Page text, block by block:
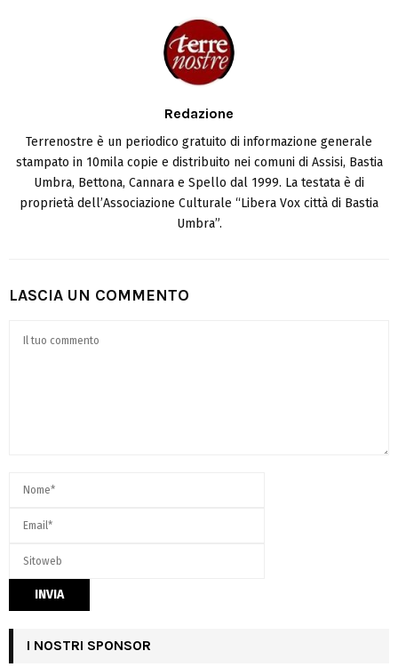
Redazione
Terrenostre è un periodico gratuito di informazione generale
stampato in 10mila copie e distribuito nei comuni di Assisi, Bastia
Umbra, Bettona, Cannara e Spello dal 1999. La testata è di
proprietà dell’Associazione Culturale “Libera Vox città di Bastia
Umbra”.
LASCIA UN COMMENTO
I NOSTRI SPONSOR